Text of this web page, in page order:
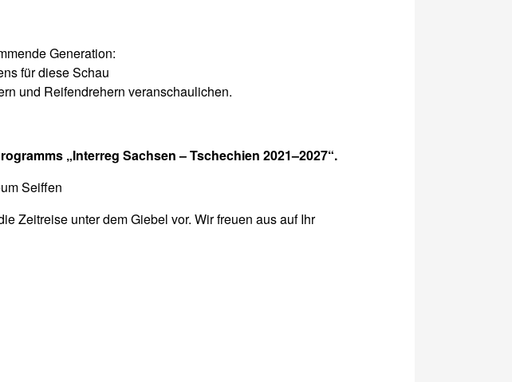
Generation:
für diese Schau
und Reifendrehern veranschaulichen.
„Interreg Sachsen – Tschechien 2021–2027“.
Seiffen
Zeitreise unter dem Giebel vor. Wir freuen aus auf Ihr